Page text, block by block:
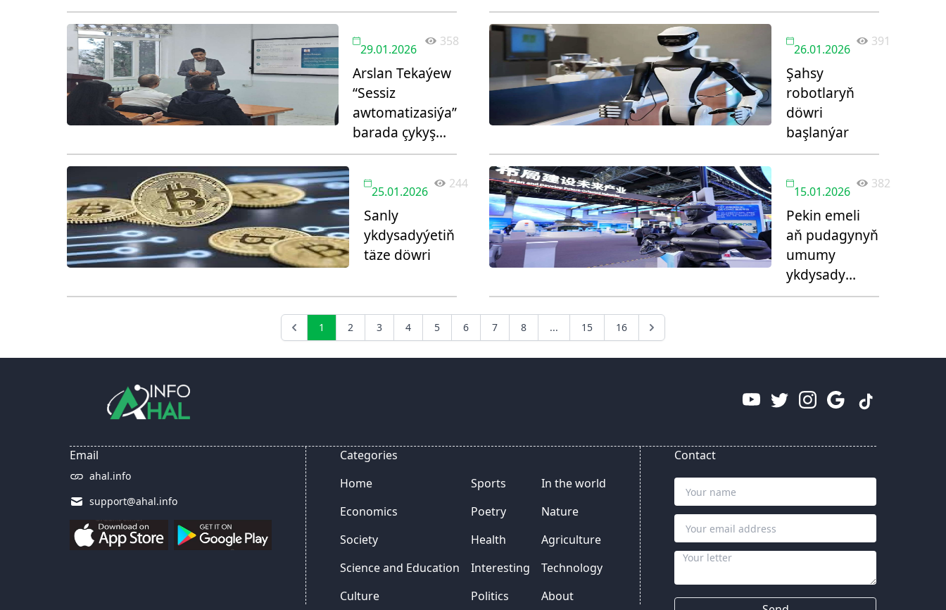
29.01.2026
358
Arslan Tekaýew
“Sessiz
awtomatizasiýa”
barada çykyş
etdi
26.01.2026
391
Şahsy
robotlaryň
döwri
başlanýar
25.01.2026
244
Sanly
ykdysadyýetiň
täze döwri
15.01.2026
382
Pekin emeli
aň pudagynyň
umumy
ykdysady
göwrümini 1
meýilleşdirýär
1 2 3 4 5 6 7 8 ... 15 16
Email
ahal.info
support@ahal.info
Categories
Home
Economics
Society
Science and Education
Culture
Sports
Poetry
Health
Interesting
Politics
In the world
Nature
Agriculture
Technology
About
Contact